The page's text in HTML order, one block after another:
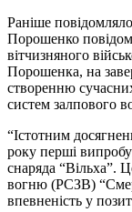
Раніше
Порошенко
вітчизняного
Порошенка, на
створенню
систем залпового
“Істотним
року перші
снаряда “Вільха”.
вогню (РСЗВ)
впевненість у